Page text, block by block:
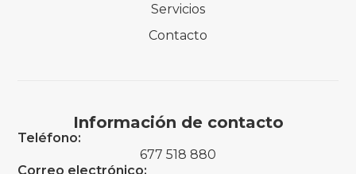
Servicios
Contacto
Información de contacto
Teléfono:
677 518 880
Correo electrónico: